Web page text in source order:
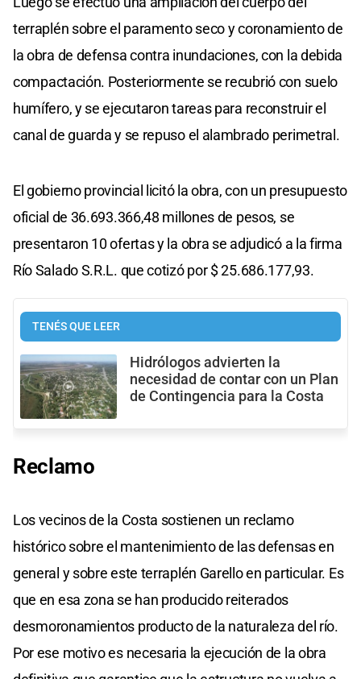
terraplén sobre el paramento seco y coronamiento de
la obra de defensa contra inundaciones, con la debida
compactación. Posteriormente se recubrió con suelo
humífero, y se ejecutaron tareas para reconstruir el
canal de guarda y se repuso el alambrado perimetral.
El gobierno provincial licitó la obra, con un presupuesto
oficial de 36.693.366,48 millones de pesos, se
presentaron 10 ofertas y la obra se adjudicó a la firma
Río Salado S.R.L. que cotizó por $ 25.686.177,93.
TENÉS QUE LEER
Hidrólogos advierten la
necesidad de contar con un Plan
de Contingencia para la Costa
Reclamo
Los vecinos de la Costa sostienen un reclamo
histórico sobre el mantenimiento de las defensas en
general y sobre este terraplén Garello en particular. Es
que en esa zona se han producido reiterados
desmoronamientos producto de la naturaleza del río.
Por ese motivo es necesaria la ejecución de la obra